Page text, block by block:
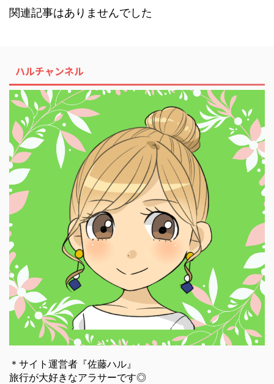
関連記事はありませんでした
ハルチャンネル
＊サイト運営者『佐藤ハル』
旅行が大好きなアラサーです◎